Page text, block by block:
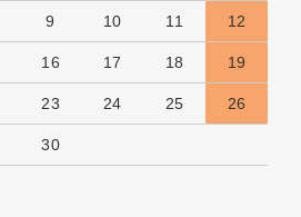
9 10 11 12
16 17 18 19
23 24 25 26
30